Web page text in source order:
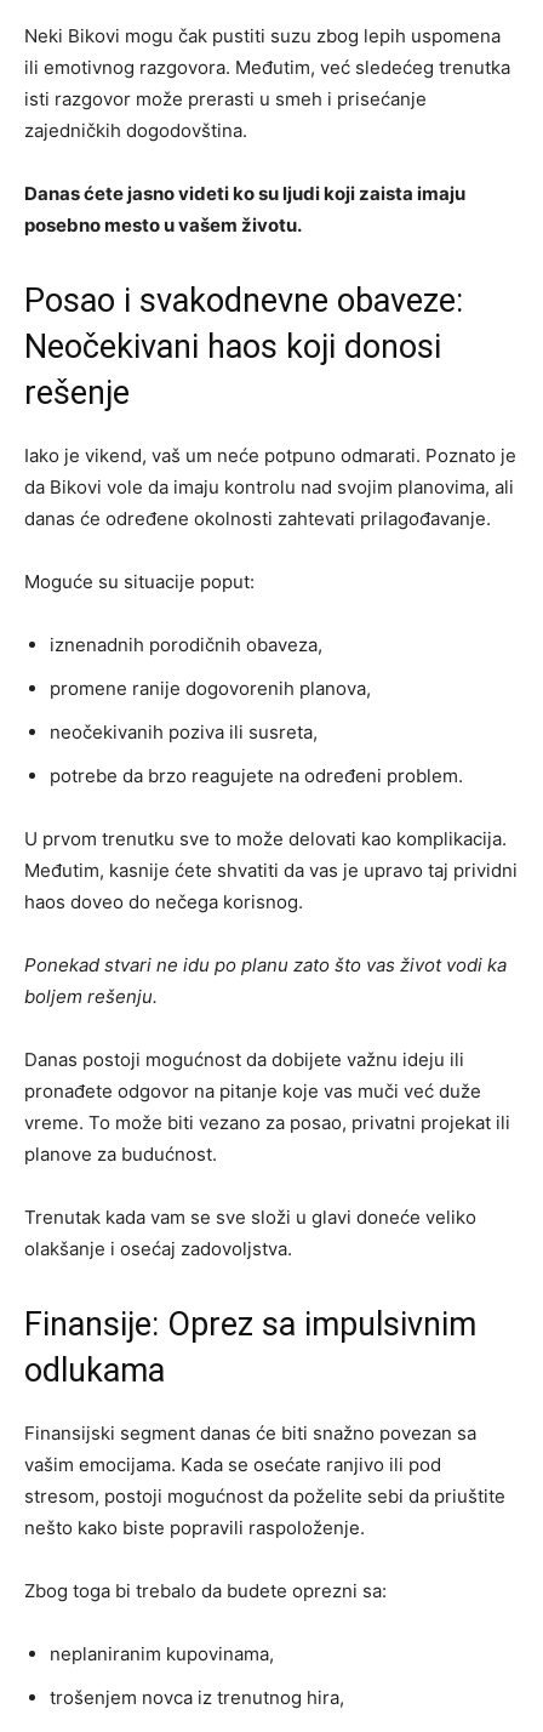
Neki Bikovi mogu čak pustiti suzu zbog lepih uspomena
ili emotivnog razgovora. Međutim, već sledećeg trenutka
isti razgovor može prerasti u smeh i prisećanje
zajedničkih dogodovština.
Danas ćete jasno videti ko su ljudi koji zaista imaju
posebno mesto u vašem životu.
Posao i svakodnevne obaveze:
Neočekivani haos koji donosi
rešenje
Iako je vikend, vaš um neće potpuno odmarati. Poznato je
da Bikovi vole da imaju kontrolu nad svojim planovima, ali
danas će određene okolnosti zahtevati prilagođavanje.
Moguće su situacije poput:
iznenadnih porodičnih obaveza,
promene ranije dogovorenih planova,
neočekivanih poziva ili susreta,
potrebe da brzo reagujete na određeni problem.
U prvom trenutku sve to može delovati kao komplikacija.
Međutim, kasnije ćete shvatiti da vas je upravo taj prividni
haos doveo do nečega korisnog.
Ponekad stvari ne idu po planu zato što vas život vodi ka
boljem rešenju.
Danas postoji mogućnost da dobijete važnu ideju ili
pronađete odgovor na pitanje koje vas muči već duže
vreme. To može biti vezano za posao, privatni projekat ili
planove za budućnost.
Trenutak kada vam se sve složi u glavi doneće veliko
olakšanje i osećaj zadovoljstva.
Finansije: Oprez sa impulsivnim
odlukama
Finansijski segment danas će biti snažno povezan sa
vašim emocijama. Kada se osećate ranjivo ili pod
stresom, postoji mogućnost da poželite sebi da priuštite
nešto kako biste popravili raspoloženje.
Zbog toga bi trebalo da budete oprezni sa:
neplaniranim kupovinama,
trošenjem novca iz trenutnog hira,